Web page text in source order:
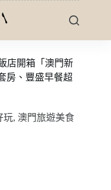
店開箱「澳門新
房、豐盛早餐超
玩, 澳門旅遊美食